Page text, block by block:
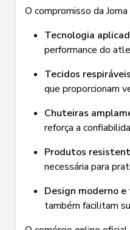
O compromisso da
Tecnologia
performance do
Tecidos
que proporcionam
Chuteiras
reforça a
Produtos
necessária para
Design moderno e
também facilitam